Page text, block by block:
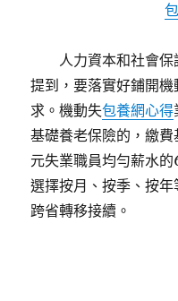
人力資本和社會
提到，要落實好鋪開
求。機動失包養網心得
基礎養老保險的，繳
元失業職員均勻薪水
選擇按月、按季、按
跨省轉移接續。